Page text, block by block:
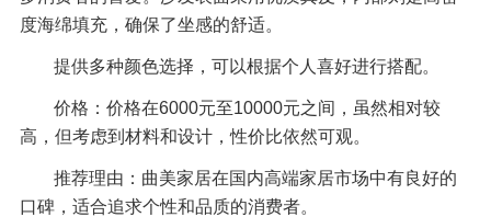
度海绵填充，确保了坐感的舒适。
提供多种颜色选择，可以根据个人喜好进行搭配。
价格：价格在6000元至10000元之间，虽然相对较
高，但考虑到材料和设计，性价比依然可观。
推荐理由：曲美家居在国内高端家居市场中有良好的
口碑，适合追求个性和品质的消费者。